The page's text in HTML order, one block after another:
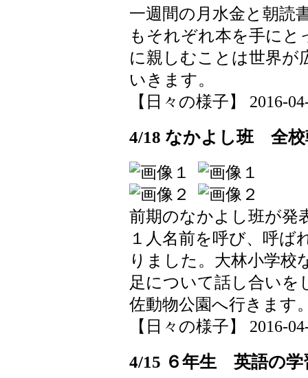
一週間の月水金と朝読
もそれぞれ本を手に
に親しむことは世界が
いきます。
【日々の様子】 2016-
4/18 なかよし班 全校
前期のなかよし班が発
１人名前を呼び、呼ば
りました。大林小学校
足について話し合いを
佐動物公園へ行きます
【日々の様子】 2016-
4/15 ６年生 英語の学